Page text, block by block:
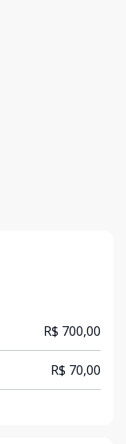
R$ 700,00
R$ 70,00